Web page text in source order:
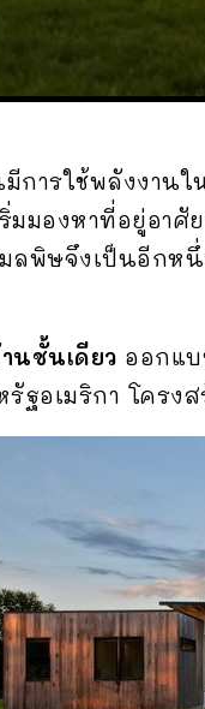
การใช้พลังงานใ
มมองหาที่อยู่อาศั
ลพิษจึงเป็นอีกห
นชั้นเดียว ออกแ
รัฐอเมริกา โคร